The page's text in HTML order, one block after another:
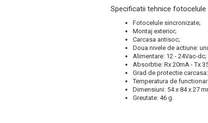
Specificatii tehnice fotocelule
Fotocelule sincronizate;
Montaj exterior;
Carcasa antisoc;
Doua nivele de actiune:
Alimentare: 12 - 24Vac-dc;
Absorbtie: Rx 20mA - Tx
Grad de protectie carcasa:
Temperatura de
Dimensiuni: 54 x 84 x 27
Greutate: 46 g.